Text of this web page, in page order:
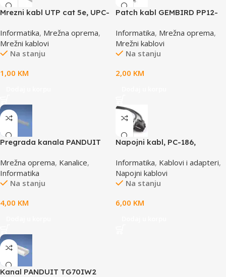
Mrezni kabl UTP cat 5e, UPC-
Informatika, Mrežna oprema,
Mrežni kablovi
Na stanju
1,00 KM
Patch kabl GEMBIRD PP12-
Informatika, Mrežna oprema,
Mrežni kablovi
Na stanju
2,00 KM
Pregrada kanala PANDUIT
Mrežna oprema, Kanalice,
Informatika
Na stanju
4,00 KM
Napojni kabl, PC-186,
Informatika, Kablovi i adapteri,
Napojni kablovi
Na stanju
6,00 KM
Kanal PANDUIT TG70IW2